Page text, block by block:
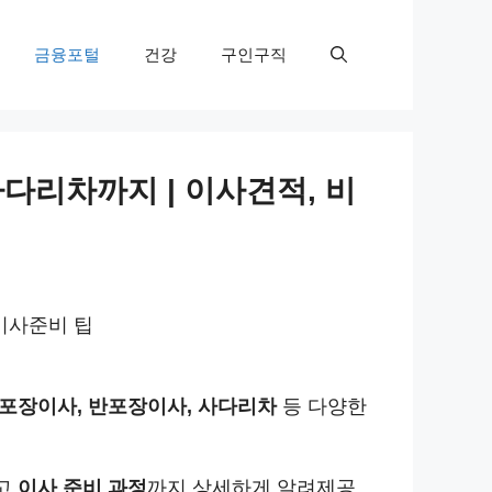
금융포털 건강 구인구직
리차까지 | 이사견적, 비
사준비 팁
장이사, 반포장이사, 사다리차등 다양한
이사 준비 과정까지 상세하게 알려제공